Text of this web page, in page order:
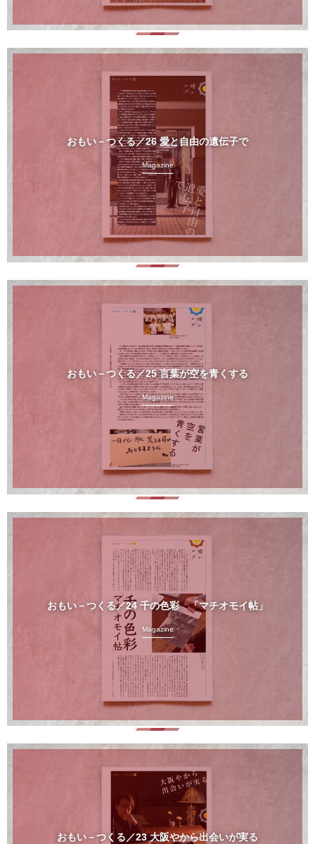
おもい－つくる／26 愛と自由の遺伝子で
Magazine
おもい－つくる／25 言葉が空を青くする
Magazine
おもい－つくる／24 千の色彩 「マチオモイ帖」
Magazine
おもい－つくる／23 大阪やから出会いが実る